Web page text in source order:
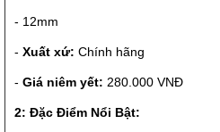
- 12mm
- Xuất xứ: Chính hãng
- Giá niêm yết: 280.000 VNĐ
2: Đặc Điểm Nổi Bật: